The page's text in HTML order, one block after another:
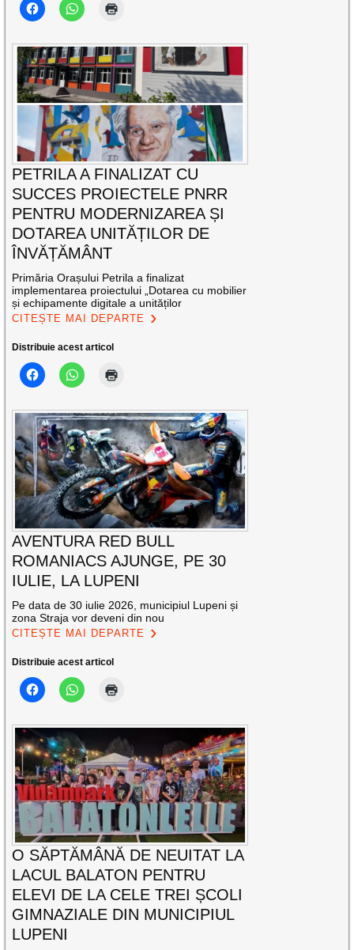
PETRILA A FINALIZAT CU
SUCCES PROIECTELE PNRR
PENTRU MODERNIZAREA ȘI
DOTAREA UNITĂȚILOR DE
ÎNVĂȚĂMÂNT
Primăria Orașului Petrila a finalizat
implementarea proiectului „Dotarea cu mobilier
și echipamente digitale a unităților
CITEȘTE MAI DEPARTE
Distribuie acest articol
AVENTURA RED BULL
ROMANIACS AJUNGE, PE 30
IULIE, LA LUPENI
Pe data de 30 iulie 2026, municipiul Lupeni și
zona Straja vor deveni din nou
CITEȘTE MAI DEPARTE
Distribuie acest articol
O SĂPTĂMÂNĂ DE NEUITAT LA
LACUL BALATON PENTRU
ELEVI DE LA CELE TREI ȘCOLI
GIMNAZIALE DIN MUNICIPIUL
LUPENI